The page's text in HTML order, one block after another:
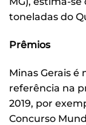
toneladas do
Prêmios
Minas Gerais
referência na
2019, por
Concurso